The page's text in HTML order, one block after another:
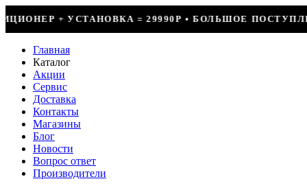
29990Р • БОЛЬШОЕ ПОСТУПЛЕНИЕ ФРЕОНА •
Главная
Каталог
Акции
Сервис
Доставка
Контакты
Магазины
Блог
Новости
Вопрос ответ
Производители